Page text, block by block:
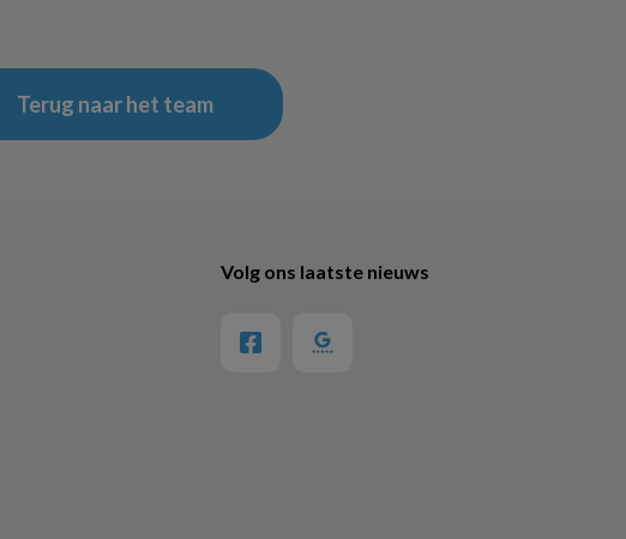
Terug naar het team
Volg ons laatste nieuws